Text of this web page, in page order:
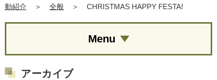
動紹介
＞ 全般 ＞ CHRISTMAS HAPPY FESTA!
Menu
アーカイブ